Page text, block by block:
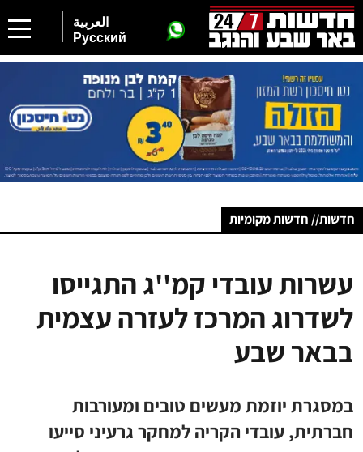
العربية
Русский
חדשות// חדשות מקומיות
עשרות עובדי קמ''ג התגייסו
לשדרוג המרכז לעזרה עצמית
בבאר שבע
במסגרת יוזמת מעשים טובים ומעורבות
חברתית, עובדי הקריה למחקר גרעיני סייעו